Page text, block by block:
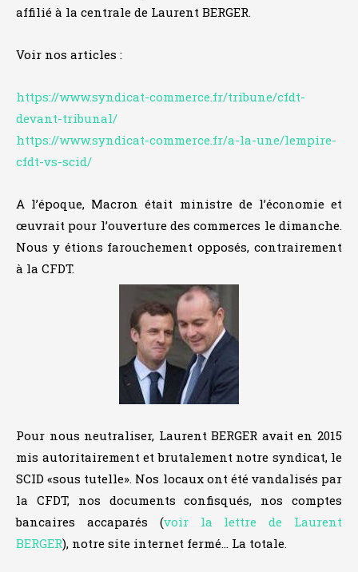
affilié à la centrale de Laurent BERGER.
Voir nos articles :
https://www.syndicat-commerce.fr/tribune/cfdt-
devant-tribunal/
https://www.syndicat-commerce.fr/a-la-une/lempire-
cfdt-vs-scid/
A l’époque, Macron était ministre de l’économie et
œuvrait pour l’ouverture des commerces le dimanche.
Nous y étions farouchement opposés, contrairement
à la CFDT.
Pour nous neutraliser, Laurent BERGER avait en 2015
mis autoritairement et brutalement notre syndicat, le
SCID «sous tutelle». Nos locaux ont été vandalisés par
la CFDT, nos documents confisqués, nos comptes
bancaires accaparés (voir la lettre de Laurent
BERGER), notre site internet fermé… La totale.